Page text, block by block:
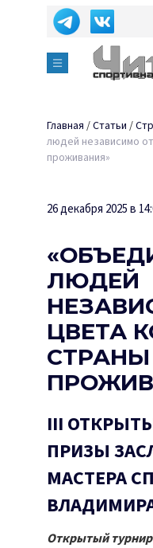
Главная /Статьи /
людей независимо
проживания»
26 декабря 2025 в
ЛЮДЕЙ
ЦВЕТА
СТРАНЫ
III
ПРИЗЫ
МАСТЕРА
Открытый турнир